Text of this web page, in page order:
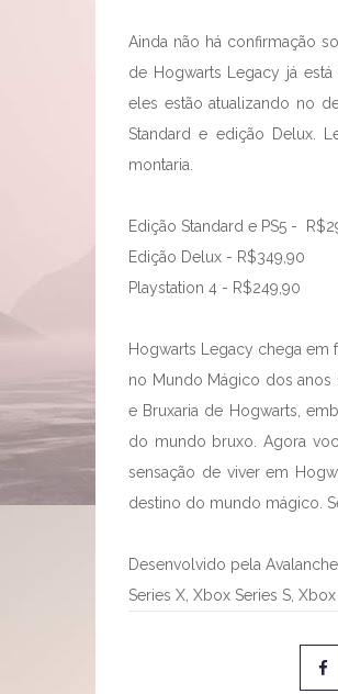
Ainda não há confirmação
de Hogwarts Legacy já
eles estão atualizando no
Standard e edição Delux.
montaria.
Edição Standard e PS5 -
Edição Delux - R$349,90
Playstation 4 - R$249,90
Hogwarts Legacy chega em
no Mundo Mágico dos anos
e Bruxaria de Hogwarts,
do mundo bruxo. Agora
sensação de viver em
destino do mundo mágico.
Desenvolvido pela
Series X, Xbox Series S,